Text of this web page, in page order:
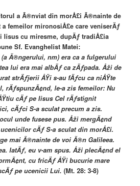
a Ã®nviat din morÅ£i Ã®nainte de
femeilor mironosiÅ£e care veniserÄƒ
Iisus cu miresme, dupÄƒ tradiÅ£ia
Sf. Evanghelist Matei:
(a Ã®ngerului, nm) era ca a fulgerului
lui era mai albÄƒ ca zÄƒpada. Åži de
strÄƒjerii ÅŸi s-au fÄƒcu ca niÅŸte
rÄƒspunzÃ¢nd, le-a zis femeilor: Nu
cÄƒ pe Iisus Cel rÄƒstignit
cÄƒci S-a sculat precum a zis.
unde fusese pus. Åži mergÃ¢nd
cÄƒ S-a sculat din morÅ£i.
mai Ã®nainte de voi Ã®n Galileea.
IatÄƒ, eu v-am spus. Åži plecÃ¢nd el
cu fricÄƒ ÅŸi bucurie mare
pe ucenicii Lui.(Mt. 28: 3-8)